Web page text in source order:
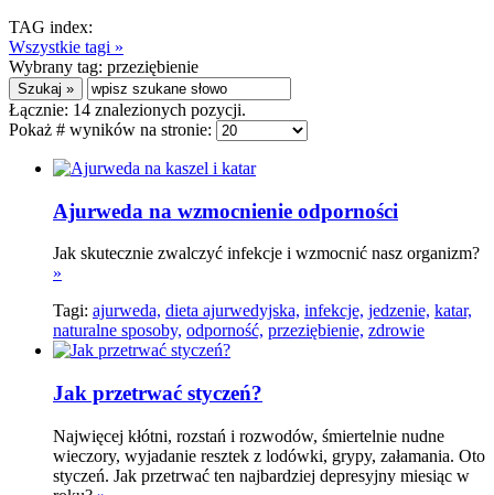
TAG index:
Wszystkie tagi »
Wybrany tag: przeziębienie
Łącznie: 14 znalezionych pozycji.
Pokaż # wyników na stronie:
Ajurweda na wzmocnienie odporności
Jak skutecznie zwalczyć infekcje i wzmocnić nasz organizm?
»
Tagi: ajurweda, dieta ajurwedyjska, infekcje, jedzenie, katar,
naturalne sposoby, odporność, przeziębienie, zdrowie
Jak przetrwać styczeń?
Najwięcej kłótni, rozstań i rozwodów, śmiertelnie nudne
wieczory, wyjadanie resztek z lodówki, grypy, załamania. Oto
styczeń. Jak przetrwać ten najbardziej depresyjny miesiąc w